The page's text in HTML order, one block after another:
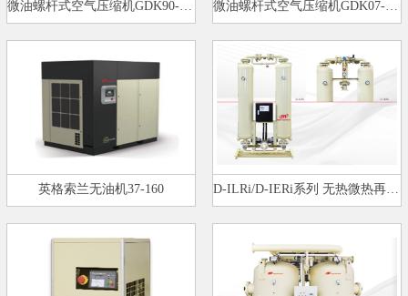
微油螺杆式空气压缩机GDK90-160k… 微油螺杆式空气压缩机GDK07-75kW…
英格索兰无油机37-160 D-ILRi/D-IERi系列 无热微热再生…